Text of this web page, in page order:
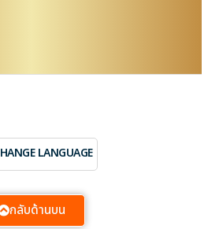
LANGUAGE
กลับด้านบน